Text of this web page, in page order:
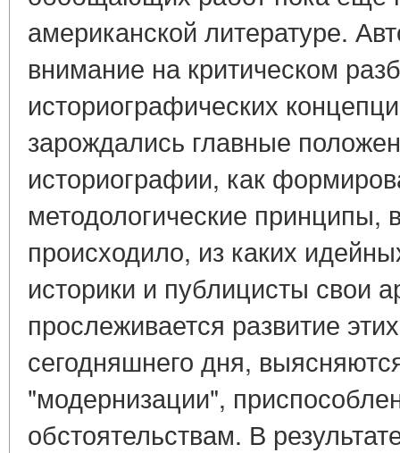
американской литературе.
внимание на критическом
историографических
зарождались главные
историографии, как
методологические принципы,
происходило, из каких
историки и публицисты свои
прослеживается развитие
сегодняшнего дня,
"модернизации",
обстоятельствам. В